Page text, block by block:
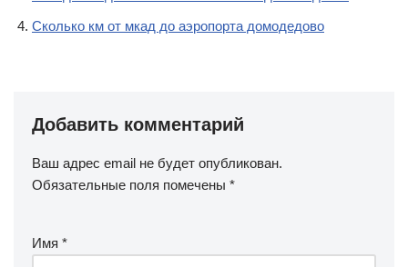
Сколько км от мкад до аэропорта домодедово
Добавить комментарий
Ваш адрес email не будет опубликован.
Обязательные поля помечены *
Имя *